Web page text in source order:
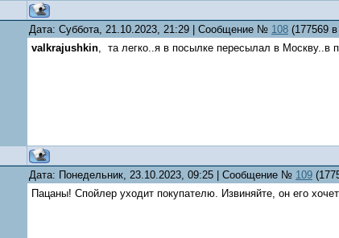
Дата: Суббота, 21.10.2023, 21:29 | Сообщение № 108 (177569
valkrajushkin, та легко..я в посылке пересылал в Москву..в
Дата: Понедельник, 23.10.2023, 09:25 | Сообщение № 109
Пацаны! Спойлер уходит покупателю. Извиняйте, он его